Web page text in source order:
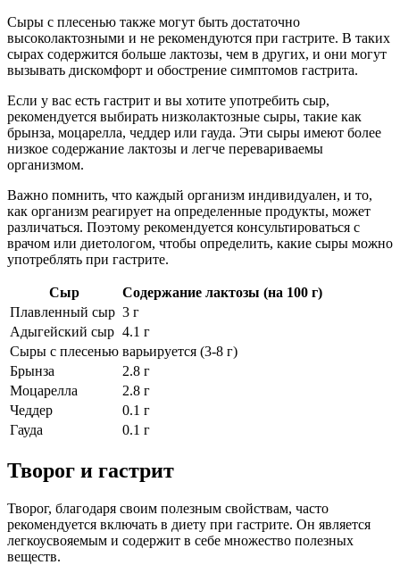
Сыры с плесенью также могут быть достаточно
высоколактозными и не рекомендуются при гастрите. В таких
сырах содержится больше лактозы, чем в других, и они могут
вызывать дискомфорт и обострение симптомов гастрита.
Если у вас есть гастрит и вы хотите употребить сыр,
рекомендуется выбирать низколактозные сыры, такие как
брынза, моцарелла, чеддер или гауда. Эти сыры имеют более
низкое содержание лактозы и легче перевариваемы
организмом.
Важно помнить, что каждый организм индивидуален, и то,
как организм реагирует на определенные продукты, может
различаться. Поэтому рекомендуется консультироваться с
врачом или диетологом, чтобы определить, какие сыры можно
употреблять при гастрите.
Сыр
Содержание лактозы (на 100 г)
Плавленный сыр 3 г
Адыгейский сыр 4.1 г
Сыры с плесенью варьируется (3-8 г)
Брынза
2.8 г
Моцарелла
2.8 г
Чеддер
0.1 г
Гауда
0.1 г
Творог и гастрит
Творог, благодаря своим полезным свойствам, часто
рекомендуется включать в диету при гастрите. Он является
легкоусвояемым и содержит в себе множество полезных
веществ.